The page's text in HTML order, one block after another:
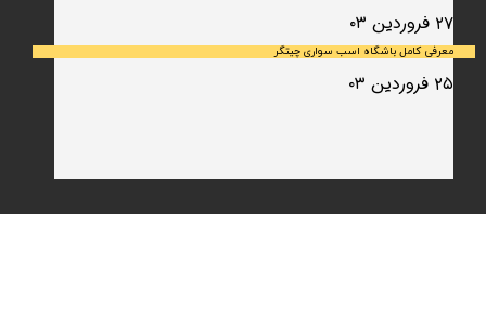
۲۷ فروردین ۰۳
معرفی کامل باشگاه اسب سواری چیتگر
۲۵ فروردین ۰۳